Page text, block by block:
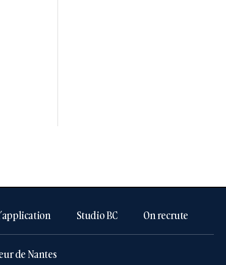
Studio BC On recrute
de Nantes